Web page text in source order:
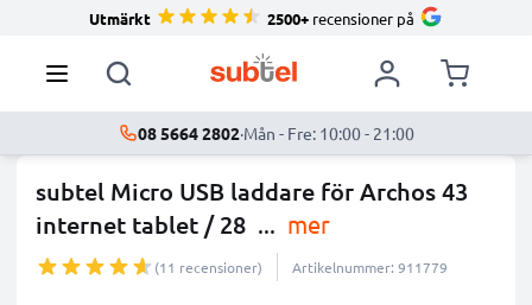
Utmärkt 2500+ recensioner på
08 5664 2802·Mån - Fre: 10:00 - 21:00
subtel Micro USB laddare för Archos 43
internet tablet / 28 ... mer
(11 recensioner) Artikelnummer: 911779